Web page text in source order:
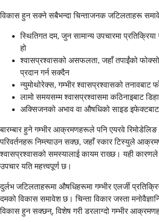
विकास हुन सक्ने सबैभन्दा चिन्ताजनक जटिलताहरू
स्थितिगत दम, जुन सामान्य उपचारमा
हो
श्वासप्रश्वासको असफलता, जहाँ तपाईंको
प्रदान गर्न सक्दैन
न्युमोथोरेक्स, गम्भीर श्वासप्रश्वासको तनावबाट
लामो समयसम्म श्वासप्रश्वासमा कठिनाइबाट
अक्सिजनको अभाव वा औषधिको साइड
बारम्बार हुने गम्भीर आक्रमणहरूले पनि एयरवे रिमोडेलिङ
परिवर्तनहरू निम्त्याउन सक्छ, जहाँ स्कार टिस्युले
श्वासप्रश्वासको समस्यालाई कायम राख्छ। यही कारणले
उपचार यति महत्त्वपूर्ण छ।
दुर्लभ जटिलताहरूमा औषधिहरूमा गम्भीर एलर्जी
दमको विकास समावेश छ। चिन्ता विकार जस्ता
विकास हुन सक्छन्, विशेष गरी डरलाग्दो गम्भीर